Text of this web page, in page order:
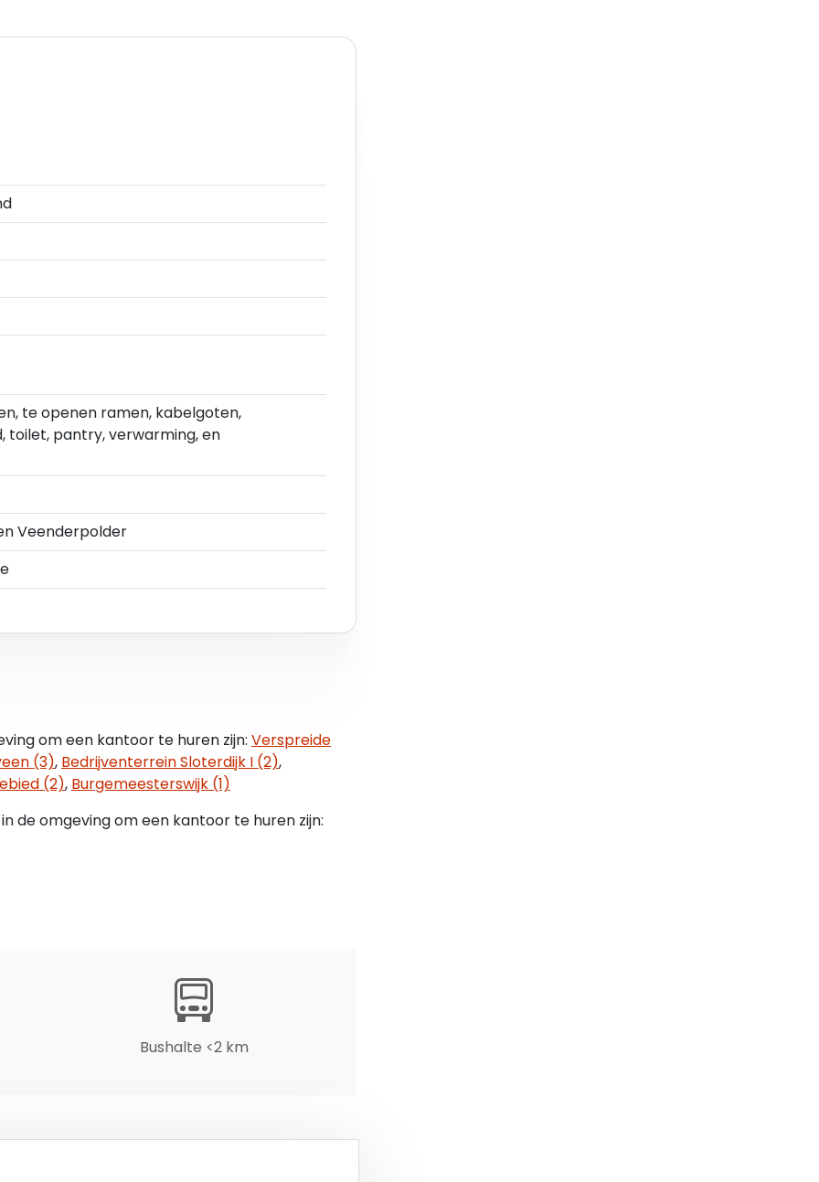
informatie en exacte gebruiksmogelijkheden
de wettelijk verschuldigde omzetbelasting.
wettelijk verschuldigde omzetbelasting.
huurovereenkomst, conform het
gepubliceerd door het Centraal Bureau voor
zal huurder een bankgarantie stellen of
huur en verhuur. Ingeval huurder de BTW
met huurder worden verhoogd ter
van de mogelijkheid om te opteren voor
te openen ramen, kabelgoten,
toilet, pantry, verwarming, en
Veenderpolder
om een kantoor te huren zijn: Verspreide
(3), Bedrijventerrein Sloterdijk I (2),
(2), Burgemeesterswijk (1)
de omgeving om een kantoor te huren zijn:
Bushalte <2 km